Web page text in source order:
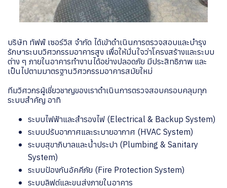
บริษัท ทัฟฟ์ เซอร์วิส จำกัด ได้เข้าดำเนินการตรวจสอบและบำรุง
รักษาระบบวิศวกรรมอาคารสูง เพื่อให้มั่นใจว่าโครงสร้างและระบบ
ต่าง ๆ ภายในอาคารทำงานได้อย่างปลอดภัย มีประสิทธิภาพ และ
เป็นไปตามมาตรฐานวิศวกรรมอาคารสมัยใหม่
ทีมวิศวกรผู้เชี่ยวชาญของเราดำเนินการตรวจสอบครอบคลุมทุก
ระบบสำคัญ อาทิ
ระบบไฟฟ้าและสำรองไฟ (Electrical & Backup System)
ระบบปรับอากาศและระบายอากาศ (HVAC System)
ระบบสุขาภิบาลและน้ำประปา (Plumbing & Sanitary
System)
ระบบป้องกันอัคคีภัย (Fire Protection System)
ระบบลิฟต์และขนส่งภายในอาคาร